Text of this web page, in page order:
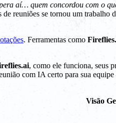
aí… quem concordou com o
de reuniões se tornou um
. Ferramentas como
, como ele funciona, seus
com IA certo para sua
Visão